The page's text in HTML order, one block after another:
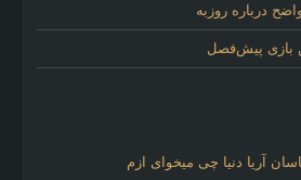
درباره روزبه
بازی پیش‌فصل
آریا دنیا چی میخوای ازم